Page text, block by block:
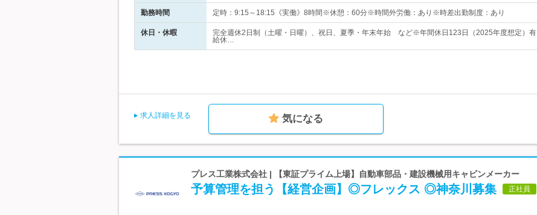
勤務時間 定時：9:15～18:15《実働》8時間※休憩：60分※時間外労働：あり※時差出勤制度：あり
休日・休暇
完全週休2日制（土曜・日曜）、祝日、夏季・年末年始 など※年間休日123日（2025年度想定）有
給休…
求人詳細を見る 気になる
プレス工業株式会社 | 【東証プライム上場】自動車部品・建設機械用キャビンメーカー
予算管理を担う【経営企画】◎フレックス ◎神奈川募集 正社員